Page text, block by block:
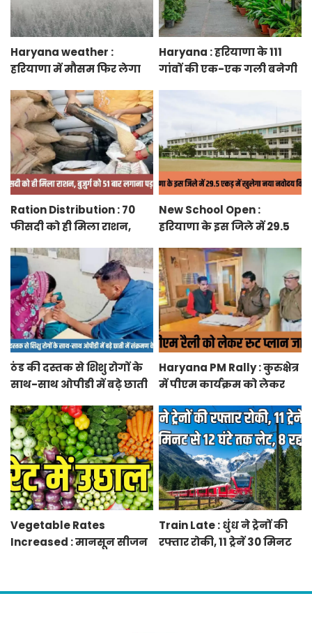
Haryana weather :
हरियाणा में मौसम फिर लेगा
होगी बारिश
Haryana : हरियाणा के 111
गांवों की एक-एक गली बनेगी
Ration Distribution : 70
फीसदी को ही मिला राशन,
अंगूठा
New School Open :
हरियाणा के इस जिले में 29.5
विद्यालय
ठंड की दस्तक से शिशु रोगों के
साथ-साथ ओपीडी में बढ़े छाती
Haryana PM Rally : कुरुक्षेत्र
में पीएम कार्यक्रम को लेकर
Vegetable Rates
Increased : मानसून सीजन
Train Late : धुंध ने ट्रेनों की
रफ्तार रोकी, 11 ट्रेनें 30 मिनट